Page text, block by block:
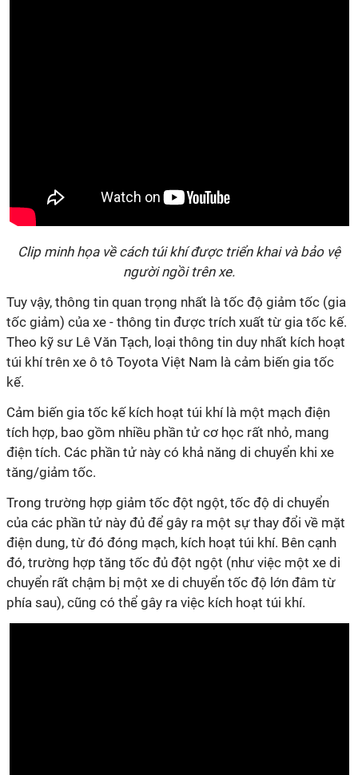
Clip minh họa về cách túi khí được triển khai và bảo vệ
người ngồi trên xe.
Tuy vậy, thông tin quan trọng nhất là tốc độ giảm tốc (gia
tốc giảm) của xe - thông tin được trích xuất từ gia tốc kế.
Theo kỹ sư Lê Văn Tạch, loại thông tin duy nhất kích hoạt
túi khí trên xe ô tô Toyota Việt Nam là cảm biến gia tốc
kế.
Cảm biến gia tốc kế kích hoạt túi khí là một mạch điện
tích hợp, bao gồm nhiều phần tử cơ học rất nhỏ, mang
điện tích. Các phần tử này có khả năng di chuyển khi xe
tăng/giảm tốc.
Trong trường hợp giảm tốc đột ngột, tốc độ di chuyển
của các phần tử này đủ để gây ra một sự thay đổi về mặt
điện dung, từ đó đóng mạch, kích hoạt túi khí. Bên cạnh
đó, trường hợp tăng tốc đủ đột ngột (như việc một xe di
chuyển rất chậm bị một xe di chuyển tốc độ lớn đâm từ
phía sau), cũng có thể gây ra việc kích hoạt túi khí.